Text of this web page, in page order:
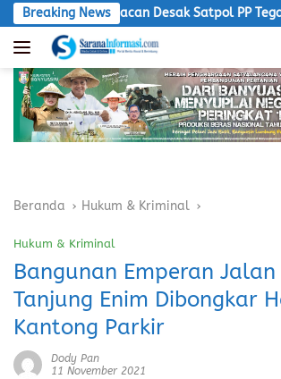
Langsung
ke
konten
Breaking News
Macan Desak Satpol PP Tegakkan
Beranda Hukum & Kriminal
Hukum & Kriminal
Bangunan Emperan Jalan
Tanjung Enim Dibongkar
Kantong Parkir
Dody Pan
11 November 2021